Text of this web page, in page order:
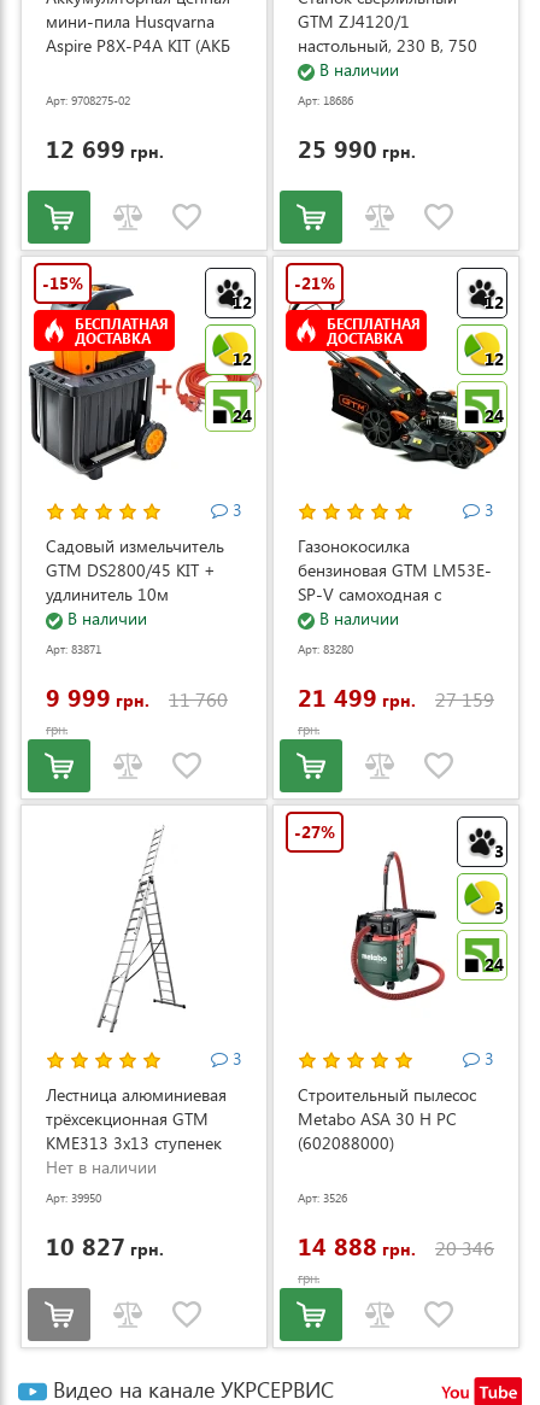
мини-пила Husqvarna
Aspire P8X-P4A KIT (АКБ
Арт: 9708275-02
12 699 грн.
GTM ZJ4120/1
настольный, 230 В, 750
Вт (ZJ4120/1)
В наличии
Арт: 18686
25 990 грн.
12
12
24
-15%
БЕСПЛАТНАЯ
ДОСТАВКА
3
Садовый измельчитель
GTM DS2800/45 KIT +
удлинитель 10м
(DS2800/45_KIT+ext.cord)
В наличии
Арт: 83871
9 999 грн. 11 760
грн.
12
12
24
-21%
БЕСПЛАТНАЯ
ДОСТАВКА
3
Газонокосилка
бензиновая GTM LM53E-
SP-V самоходная с
электростартером и
регулировкой скорости
В наличии
Арт: 83280
21 499 грн. 27 159
грн.
3
Лестница алюминиевая
трёхсекционная GTM
KME313 3x13 ступенек
3.53-8.93м (KME313)
Нет в наличии
Арт: 39950
10 827 грн.
3
3
24
-27%
3
Строительный пылесос
Metabo ASA 30 H PC
(602088000)
Арт: 3526
14 888 грн. 20 346
грн.
Видео на канале УКРСЕРВИС